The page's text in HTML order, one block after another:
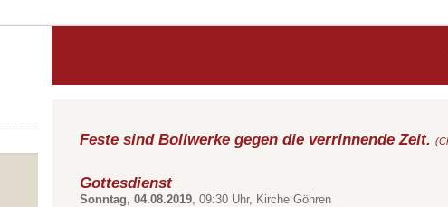
Feste sind Bollwerke gegen die verrinnende Zeit.
Gottesdienst
Sonntag, 04.08.2019, 09:30 Uhr, Kirche Göhren